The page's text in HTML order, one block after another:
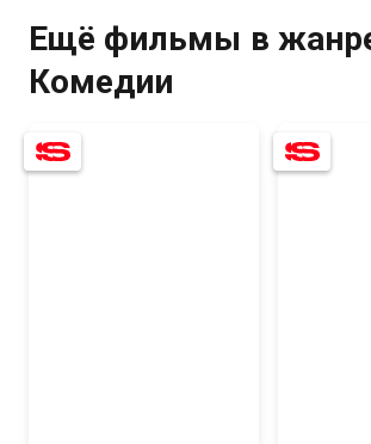
Ещё фильмы в
Комедии
7.2 5.6 5.9